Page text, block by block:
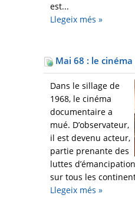
est...
Llegeix més »
Mai 68 : le
Dans le sillage de
1968, le cinéma
documentaire a
mué. D’observateur,
il est devenu acteur,
partie prenante des
luttes
sur tous les
Llegeix més »